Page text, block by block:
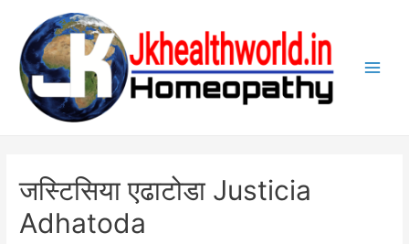
content
जस्टिसिया एढाटोडा Justicia
Adhatoda